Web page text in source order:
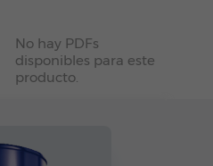
No hay PDFs
disponibles para este
producto.